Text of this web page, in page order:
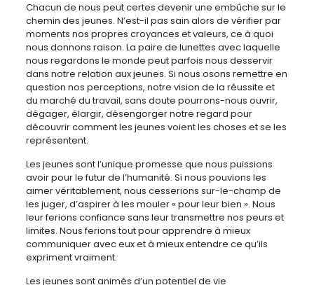
Chacun de nous peut certes devenir une embûche sur le
chemin des jeunes. N’est-il pas sain alors de vérifier par
moments nos propres croyances et valeurs, ce à quoi
nous donnons raison. La paire de lunettes avec laquelle
nous regardons le monde peut parfois nous desservir
dans notre relation aux jeunes. Si nous osons remettre en
question nos perceptions, notre vision de la réussite et
du marché du travail, sans doute pourrons-nous ouvrir,
dégager, élargir, désengorger notre regard pour
découvrir comment les jeunes voient les choses et se les
représentent.
Les jeunes sont l’unique promesse que nous puissions
avoir pour le futur de l’humanité. Si nous pouvions les
aimer véritablement, nous cesserions sur-le-champ de
les juger, d’aspirer à les mouler « pour leur bien ». Nous
leur ferions confiance sans leur transmettre nos peurs et
limites. Nous ferions tout pour apprendre à mieux
communiquer avec eux et à mieux entendre ce qu’ils
expriment vraiment.
Les jeunes sont animés d’un potentiel de vie